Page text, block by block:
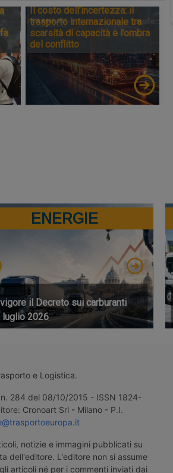
Il costo dell’incertezza: il
trasporto internazionale tra
scarsità di capacità e l’ombra
del conflitto
ENERGIE
il Decreto sui carburanti
luglio 2026
e Logistica.
284 del 08/10/2015 - ISSN 1824-
Cronoart Srl - Milano - P.I.
notizie e immagini pubblicati su
dell'editore. L'editore non si assume
articoli né per i commenti inviati dai